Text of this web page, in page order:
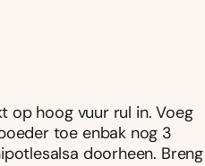
op hoog vuur rul in. Voeg
toe enbak nog 3
doorheen. Breng